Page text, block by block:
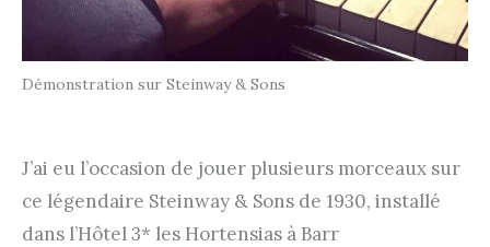
Démonstration sur Steinway & Sons
J’ai eu l’occasion de jouer plusieurs morceaux sur
ce légendaire Steinway & Sons de 1930, installé
dans l’Hôtel 3* les Hortensias à Barr